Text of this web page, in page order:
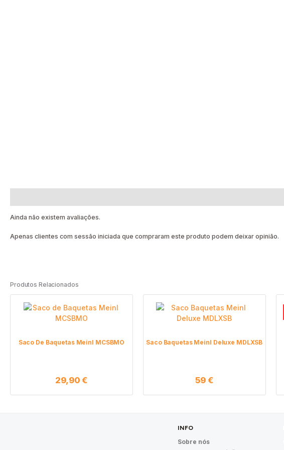
Ainda não existem avaliações.
Apenas clientes com sessão iniciada que compraram este produto podem deixar opinião.
Produtos Relacionados
Saco De Baquetas Meinl MCSBMO
29,90€
Saco Baquetas Meinl Deluxe MDLXSB
59€
INFO
Sobre nós